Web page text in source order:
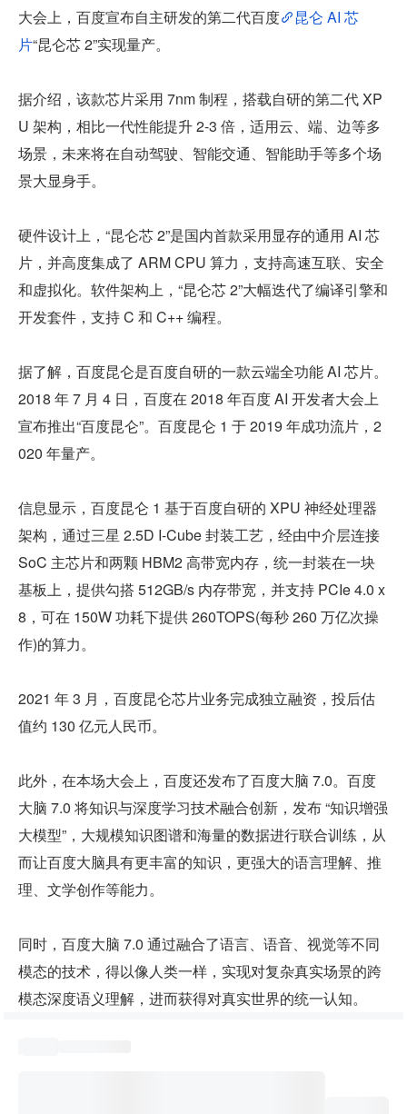
大会上，百度宣布自主研发的第二代百度
昆仑 AI 芯
片“昆仑芯 2”实现量产。
据介绍，该款芯片采用 7nm 制程，搭载自研的第二代 XP
U 架构，相比一代性能提升 2-3 倍，适用云、端、边等多
场景，未来将在自动驾驶、智能交通、智能助手等多个场
景大显身手。
硬件设计上，“昆仑芯 2”是国内首款采用显存的通用 AI 芯
片，并高度集成了 ARM CPU 算力，支持高速互联、安全
和虚拟化。软件架构上，“昆仑芯 2”大幅迭代了编译引擎和
开发套件，支持 C 和 C++ 编程。
据了解，百度昆仑是百度自研的一款云端全功能 AI 芯片。
2018 年 7 月 4 日，百度在 2018 年百度 AI 开发者大会上
宣布推出“百度昆仑”。百度昆仑 1 于 2019 年成功流片，2
020 年量产。
信息显示，百度昆仑 1 基于百度自研的 XPU 神经处理器
架构，通过三星 2.5D I-Cube 封装工艺，经由中介层连接
SoC 主芯片和两颗 HBM2 高带宽内存，统一封装在一块
基板上，提供勾搭 512GB/s 内存带宽，并支持 PCIe 4.0 x
8，可在 150W 功耗下提供 260TOPS(每秒 260 万亿次操
作)的算力。
2021 年 3 月，百度昆仑芯片业务完成独立融资，投后估
值约 130 亿元人民币。
此外，在本场大会上，百度还发布了百度大脑 7.0。百度
大脑 7.0 将知识与深度学习技术融合创新，发布 “知识增强
大模型”，大规模知识图谱和海量的数据进行联合训练，从
而让百度大脑具有更丰富的知识，更强大的语言理解、推
理、文学创作等能力。
同时，百度大脑 7.0 通过融合了语言、语音、视觉等不同
模态的技术，得以像人类一样，实现对复杂真实场景的跨
模态深度语义理解，进而获得对真实世界的统一认知。